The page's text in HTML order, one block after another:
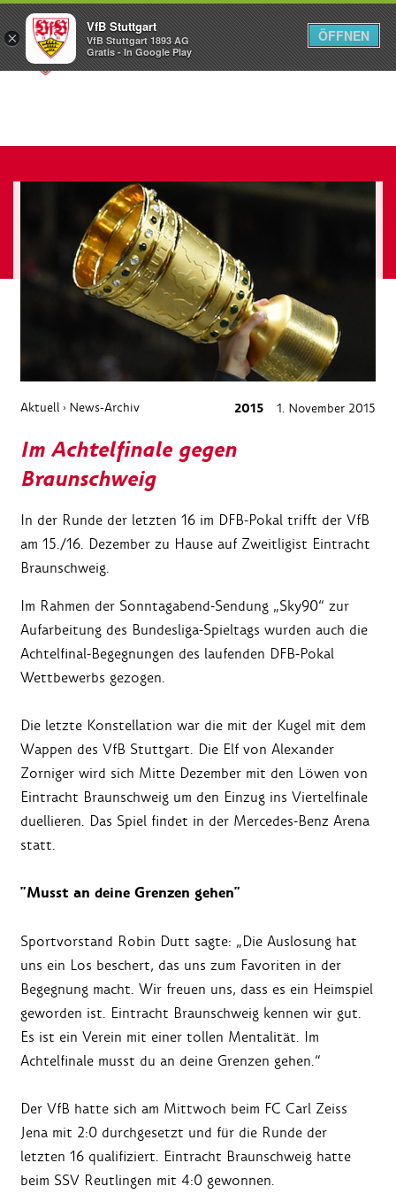
Menü
Aktuell › News-Archiv 2015 1. November 2015
Im Achtelfinale gegen
Braunschweig
In der Runde der letzten 16 im DFB-Pokal trifft der VfB
am 15./16. Dezember zu Hause auf Zweitligist Eintracht
Braunschweig.
Im Rahmen der Sonntagabend-Sendung „Sky90“ zur
Aufarbeitung des Bundesliga-Spieltags wurden auch die
Achtelfinal-Begegnungen des laufenden DFB-Pokal
Wettbewerbs gezogen.
Die letzte Konstellation war die mit der Kugel mit dem
Wappen des VfB Stuttgart. Die Elf von Alexander
Zorniger wird sich Mitte Dezember mit den Löwen von
Eintracht Braunschweig um den Einzug ins Viertelfinale
duellieren. Das Spiel findet in der Mercedes-Benz Arena
statt.
"Musst an deine Grenzen gehen"
Sportvorstand Robin Dutt sagte: „Die Auslosung hat
uns ein Los beschert, das uns zum Favoriten in der
Begegnung macht. Wir freuen uns, dass es ein Heimspiel
geworden ist. Eintracht Braunschweig kennen wir gut.
Es ist ein Verein mit einer tollen Mentalität. Im
Achtelfinale musst du an deine Grenzen gehen.“
Der VfB hatte sich am Mittwoch beim FC Carl Zeiss
Jena mit 2:0 durchgesetzt und für die Runde der
letzten 16 qualifiziert. Eintracht Braunschweig hatte
beim SSV Reutlingen mit 4:0 gewonnen.
×
VfB Stuttgart
VfB Stuttgart 1893 AG
Gratis - In Google Play
ÖFFNEN